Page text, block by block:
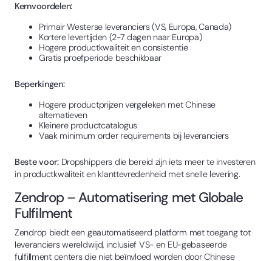
Kernvoordelen:
Primair Westerse leveranciers (VS, Europa, Canada)
Kortere levertijden (2-7 dagen naar Europa)
Hogere productkwaliteit en consistentie
Gratis proefperiode beschikbaar
Beperkingen:
Hogere productprijzen vergeleken met Chinese
alternatieven
Kleinere productcatalogus
Vaak minimum order requirements bij leveranciers
Beste voor:Dropshippers die bereid zijn iets meer te investeren
in productkwaliteit en klanttevredenheid met snelle levering.
Zendrop – Automatisering met Globale
Fulfilment
Zendrop biedt een geautomatiseerd platform met toegang tot
leveranciers wereldwijd, inclusief VS- en EU-gebaseerde
fulfillment centers die niet beïnvloed worden door Chinese